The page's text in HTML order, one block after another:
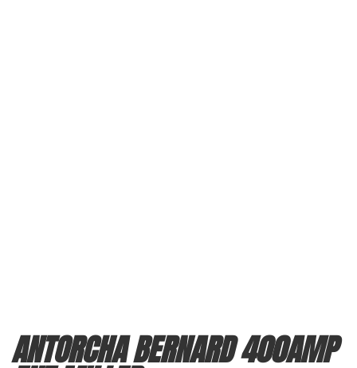
ANTORCHA BERNARD 400AMP